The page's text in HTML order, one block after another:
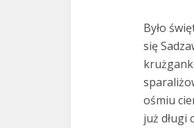
Było
się
ośmiu
już długi